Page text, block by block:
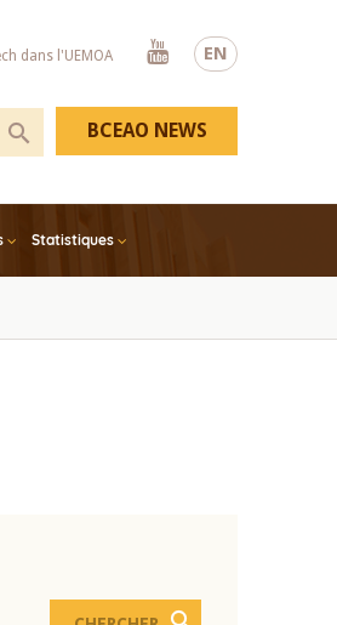
EN
dans l'UEMOA
Youtube
Statistiques
BCEAO NEWS